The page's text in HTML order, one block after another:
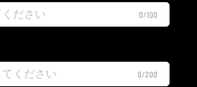
0/100
0/200